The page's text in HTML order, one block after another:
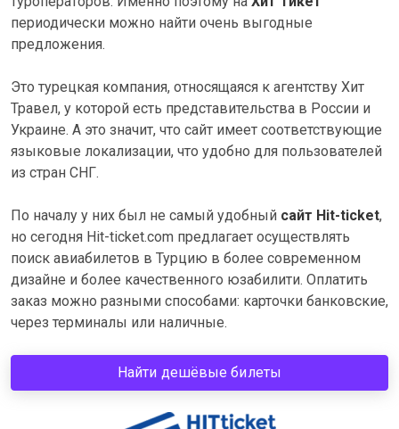
периодически можно найти очень выгодные
предложения.
Это турецкая компания, относящаяся к агентству Хит
Травел, у которой есть представительства в России и
Украине. А это значит, что сайт имеет соответствующие
языковые локализации, что удобно для пользователей
из стран СНГ.
По началу у них был не самый удобный сайт Hit-ticket,
но сегодня Hit-ticket.com предлагает осуществлять
поиск авиабилетов в Турцию в более современном
дизайне и более качественного юзабилити. Оплатить
заказ можно разными способами: карточки банковские,
через терминалы или наличные.
Найти дешёвые билеты